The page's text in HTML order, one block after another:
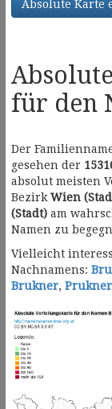
Absolute Karte
für den
Der
gesehen der
absolut meisten
Bezirk Wien
(Stadt) am
Namen zu
Vielleicht
Nachnamens:
Brukner, Prukner